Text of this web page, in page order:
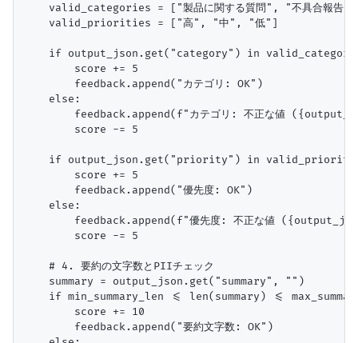
valid_categories = ["製品に関する質問", "不具合報告
    valid_priorities = ["高", "中", "低"]
if output_json.get("category") in
        score += 5
        feedback.append("カテゴリ: OK")
    else:
feedback.append(f"カテゴリ: 不正な値
        score -= 5
if output_json.get("priority") in
        score += 5
        feedback.append("優先度: OK")
    else:
feedback.append(f"優先度: 不正な値
        score -= 5
    # 4. 要約の文字数とPIIチェック
    summary = output_json.get("summary", "")
if min_summary_len <= len(summary) <=
        score += 10
        feedback.append("要約文字数: OK")